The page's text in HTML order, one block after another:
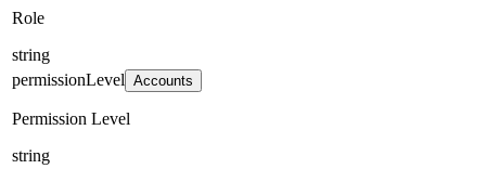
Role
string
permissionLevel Accounts
Permission Level
string